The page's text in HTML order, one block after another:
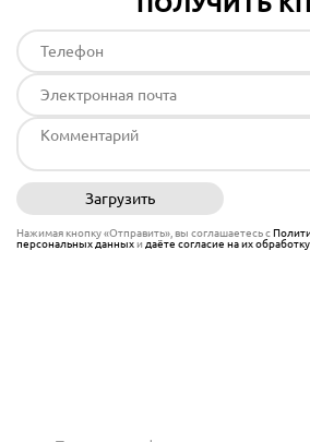
Загрузить
Нажимая кнопку «Отправить», вы соглашаетесь с
персональных данныхи даёте согласие на их обработку